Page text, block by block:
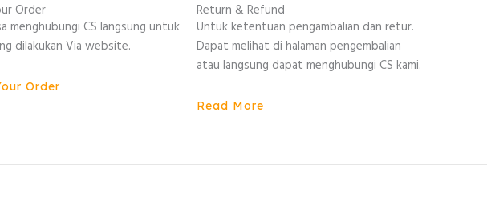
Order
menghubungi CS langsung untuk
dilakukan Via website.
Order
Return & Refund
Untuk ketentuan pengambalian dan retur.
Dapat melihat di halaman pengembalian
atau langsung dapat menghubungi CS kami.
Read More